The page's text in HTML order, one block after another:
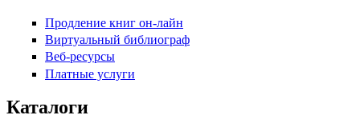
Продление книг он-лайн
Виртуальный библиограф
Веб-ресурсы
Платные услуги
Каталоги